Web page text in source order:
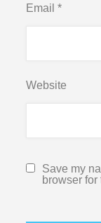
Email*
Website
Save my
browser for